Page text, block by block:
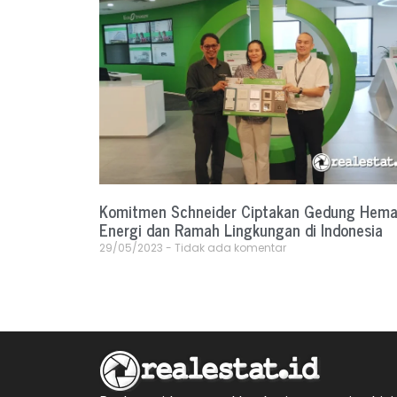
Komitmen Schneider Ciptakan Gedung
Energi dan Ramah Lingkungan di Indonesia
29/05/2023 Tidak ada komentar